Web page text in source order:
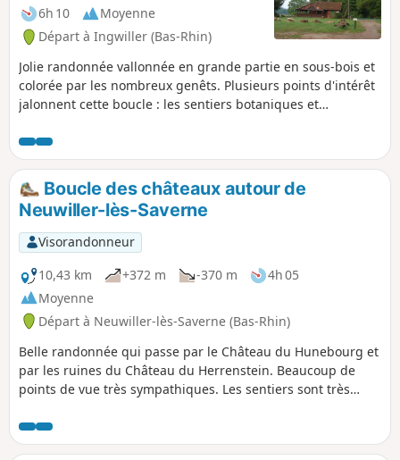
6h 10
Moyenne
Départ à Ingwiller (Bas-Rhin)
Jolie randonnée vallonnée en grande partie en sous-bois et
colorée par les nombreux genêts. Plusieurs points d'intérêt
jalonnent cette boucle : les sentiers botaniques et
Lichtenberg haut perché nous offre sa silhouette
remarquable alors qu'à l'autre extrémité du circuit les gros
rochers de grès du Scheibenberg nous rappellent la
géologie des Vosges du Nord. Trace gpx certainement très
utile.
Boucle des châteaux autour de
Neuwiller-lès-Saverne
Visorandonneur
10,43 km
+372 m -370 m
4h 05
Moyenne
Départ à Neuwiller-lès-Saverne (Bas-Rhin)
Belle randonnée qui passe par le Château du Hunebourg et
par les ruines du Château du Herrenstein. Beaucoup de
points de vue très sympathiques. Les sentiers sont très